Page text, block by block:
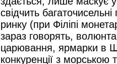
свідчить
ринку (при Філіпі
зараз говорять,
царювання, ярмарки в
конкуренції з морською